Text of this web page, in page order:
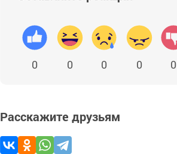
0 0 0 0 0
Расскажите друзьям